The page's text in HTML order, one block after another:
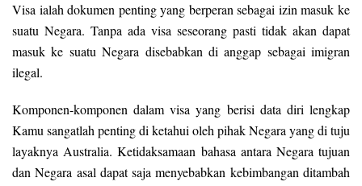
Visa ialah dokumen penting yang berperan sebagai izin masuk ke
suatu Negara. Tanpa ada visa seseorang pasti tidak akan dapat
masuk ke suatu Negara disebabkan di anggap sebagai imigran
ilegal.
Komponen-komponen dalam visa yang berisi data diri lengkap
Kamu sangatlah penting di ketahui oleh pihak Negara yang di tuju
layaknya Australia. Ketidaksamaan bahasa antara Negara tujuan
dan Negara asal dapat saja menyebabkan kebimbangan ditambah